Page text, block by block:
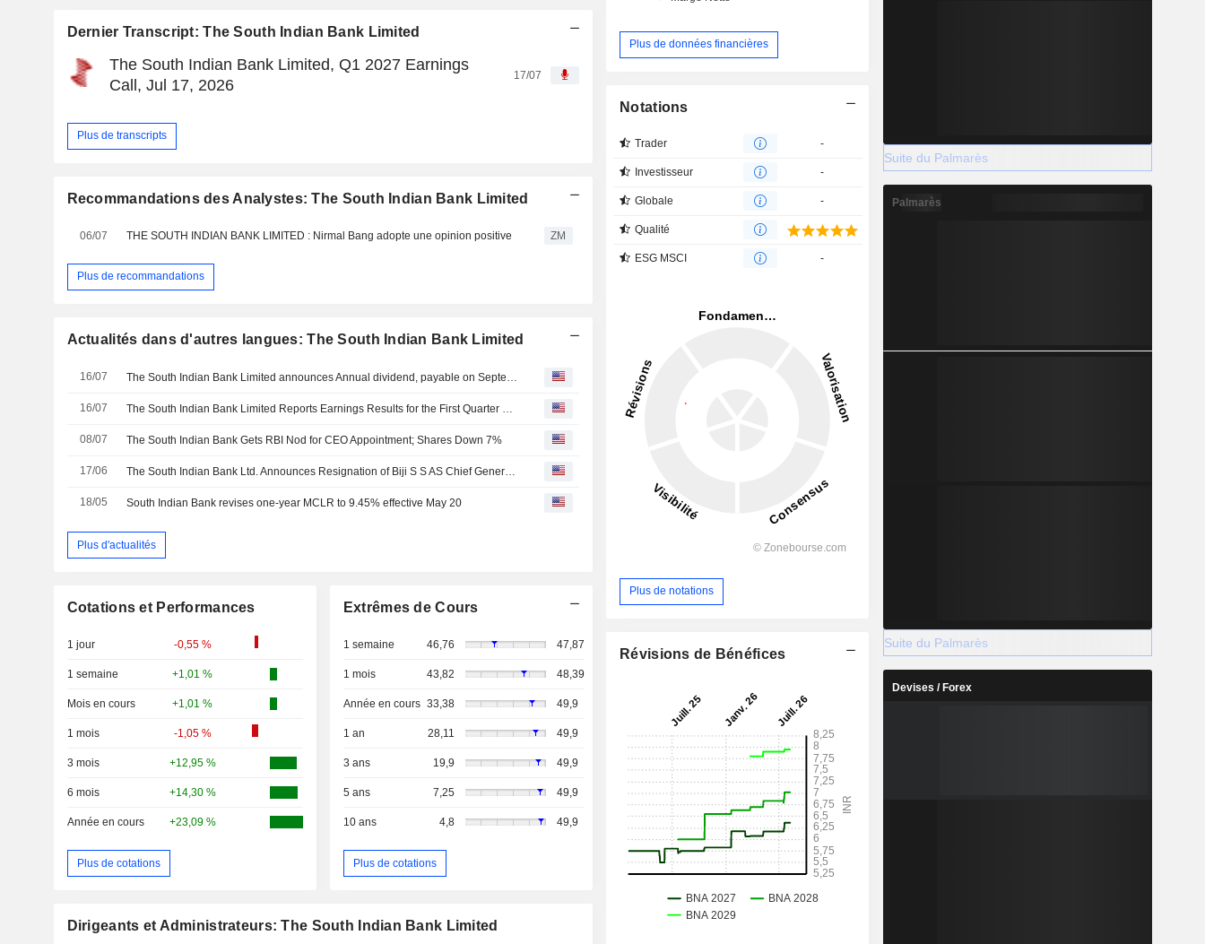
Dernier Transcript: The South Indian Bank Limited
The South Indian Bank Limited, Q1 2027 Earnings
Call, Jul 17, 2026
17/07
Plus de transcripts
Recommandations des Analystes: The South Indian Bank Limited
06/07 THE SOUTH INDIAN BANK LIMITED : Nirmal Bang adopte une opinion positive ZM
Plus de recommandations
Actualités dans d'autres langues: The South Indian Bank Limited
16/07 The South Indian Bank Limited announces Annual dividend, payable on September 19, 2026
16/07 The South Indian Bank Limited Reports Earnings Results for the First Quarter Ended June 30, 2026
08/07 The South Indian Bank Gets RBI Nod for CEO Appointment; Shares Down 7%
17/06 The South Indian Bank Ltd. Announces Resignation of Biji S S AS Chief General Manager and Head of Branch Banking, Liabilities, Micro & Small Enterprises and Third Party Products, Effective June 17, 2026
18/05 South Indian Bank revises one-year MCLR to 9.45% effective May 20
Plus d'actualités
Cotations et Performances
1 jour -0,55 %
1 semaine +1,01 %
Mois en cours +1,01 %
1 mois -1,05 %
3 mois +12,95 %
6 mois +14,30 %
Année en cours +23,09 %
Plus de cotations
Extrêmes de Cours
1 semaine 46,76 47,87
1 mois 43,82 48,39
Année en cours 33,38 49,9
1 an 28,11 49,9
3 ans 19,9 49,9
5 ans 7,25 49,9
10 ans 4,8 49,9
Plus de cotations
Dirigeants et Administrateurs: The South Indian Bank Limited
Plus de données financières
Notations
Trader -
Investisseur -
Globale -
Qualité
ESG MSCI -
Plus de notations
Révisions de Bénéfices
Suite du Palmarès
Palmarès
Suite du Palmarès
Devises / Forex